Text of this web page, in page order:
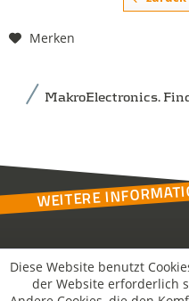
Merken
MakroElectronics.
WEITERE
Kontakt
Diese Website benutzt
der Website erforderlich